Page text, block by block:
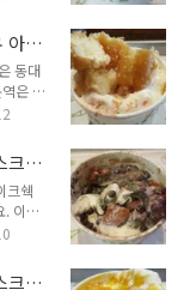
에서
였어
래서
식이
쉑 아
6개
위해
아이
동대
은 지
거
서
스크
여
대문
.
쪽에
크
크쉑
. 이제
안 찍
장 한
크